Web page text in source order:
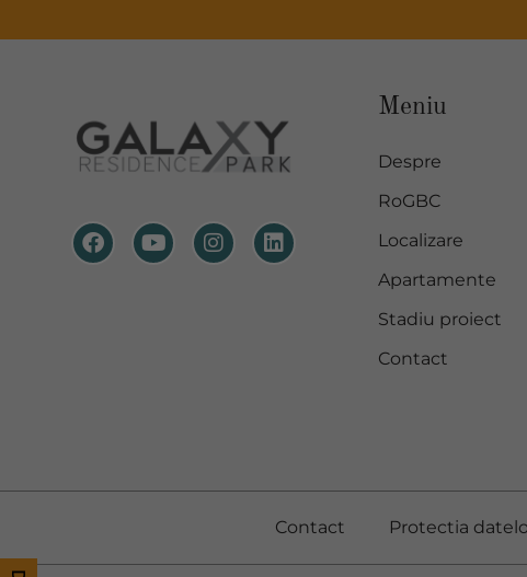
Meniu
Despre
RoGBC
Localizare
Apartamente
Stadiu proiect
Contact
Contact Protectia